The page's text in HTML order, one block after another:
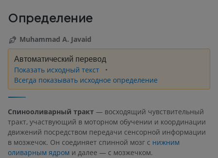
Определение
Muhammad A. Javaid
Автоматический перевод
Показать исходный текст
Всегда показывать исходное определение
Спинооливарный тракт — восходящий чувствительный
тракт, участвующий в моторном обучении и координации
движений посредством передачи сенсорной информации
в мозжечок. Он соединяет спинной мозг с нижним
оливарным ядром и далее — с мозжечком.